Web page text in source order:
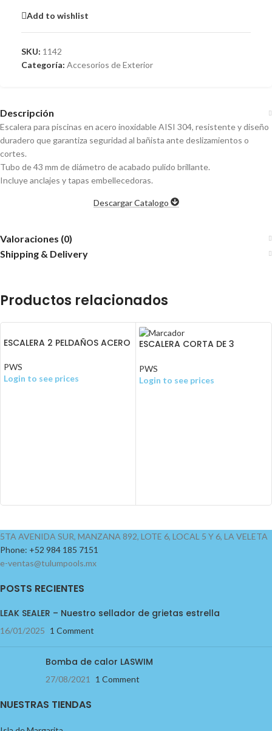
Add to wishlist
SKU: 1142
Categoría: Accesorios de Exterior
Descripción
Escalera para piscinas en acero inoxidable AISI 304, resistente y diseño
duradero que garantiza seguridad al bañista ante deslizamientos o
cortes.
Tubo de 43 mm de diámetro de acabado pulido brillante.
Incluye anclajes y tapas embellecedoras.
Descargar Catalogo
Valoraciones (0)
Shipping & Delivery
Productos relacionados
ESCALERA 2 PELDAÑOS ACERO
PWS
Login to see prices
ESCALERA CORTA DE 3
PWS
Login to see prices
5TA AVENIDA SUR, MANZANA 892, LOTE 6, LOCAL 5 Y 6, LA VELETA
Phone: +52 984 185 7151
e-ventas@tulumpools.mx
POSTS RECIENTES
LEAK SEALER – Nuestro sellador de grietas estrella
16/01/2025 1 Comment
Bomba de calor LASWIM
27/08/2021 1 Comment
NUESTRAS TIENDAS